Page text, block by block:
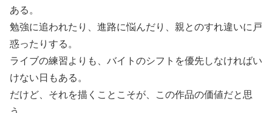
ある。
勉強に追われたり、進路に悩んだり、親とのすれ違いに戸
惑ったりする。
ライブの練習よりも、バイトのシフトを優先しなければい
けない日もある。
だけど、それを描くことこそが、この作品の価値だと思